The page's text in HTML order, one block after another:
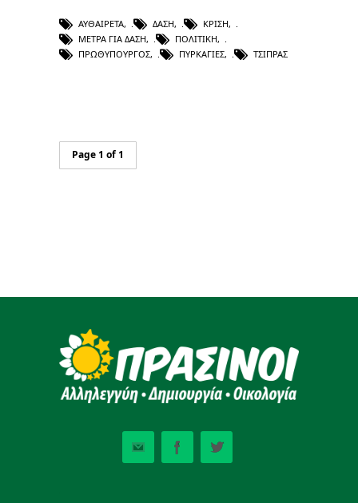
ΑΥΘΑΊΡΕΤΑ, ΔΆΣΗ, ΚΡΊΣΗ,
ΜΈΤΡΑ ΓΙΑ ΔΆΣΗ, ΠΟΛΙΤΙΚΉ,
ΠΡΩΘΥΠΟΥΡΓΌΣ, ΠΥΡΚΑΓΙΈΣ, ΤΣΊΠΡΑΣ
Page 1 of 1